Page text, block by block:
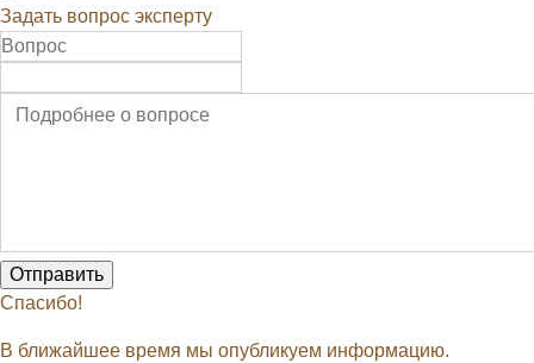
Задать вопрос эксперту
Спасибо!
В ближайшее время мы опубликуем информацию.